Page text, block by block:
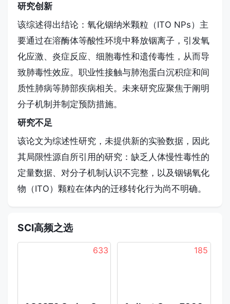
研究创新
该综述得出结论：氧化铟纳米颗粒（ITO NPs）主
要通过在溶酶体等酸性环境中释放铟离子，引发氧
化应激、炎症反应、细胞毒性和遗传毒性，从而导
致肺毒性效应。职业性接触与肺泡蛋白沉积症和间
质性肺病等肺部疾病相关。未来研究应聚焦于阐明
分子机制并制定预防措施。
研究不足
该论文为综述性研究，未提供新的实验数据，因此
其局限性源自所引用的研究：缺乏人体慢性毒性的
定量数据、对分子机制认识不完整，以及铟锡氧化
物（ITO）颗粒在体内的迁移转化行为尚不明确。
SCI高频之选
633 185